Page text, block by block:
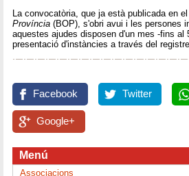
La convocatòria, que ja està publicada en
Província (BOP), s'obri avui i les persones
aquestes ajudes disposen d'un mes -fins al
presentació d'instàncies a través del registre.
Facebook Twitter
Google+
Menú
Associacions